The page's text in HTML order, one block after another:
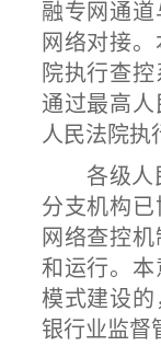
融专网通
网络对接
院执行查
通过最高
人民法院执
各级人民
分支机构
网络查控
和运行。
模式建设的
银行业监督